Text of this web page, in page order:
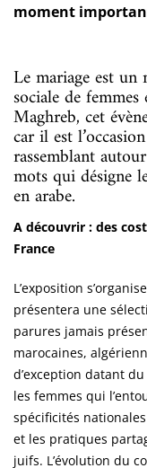
moment
Le mariage est
sociale de
Maghreb, cet
car il est
rassemblant
mots qui désigne
en arabe.
A découvrir : des
France
L’exposition
présentera une
parures jamais
marocaines,
d’exception datant du
les femmes qui
spécificités
et les pratiques
juifs. L’évolution du